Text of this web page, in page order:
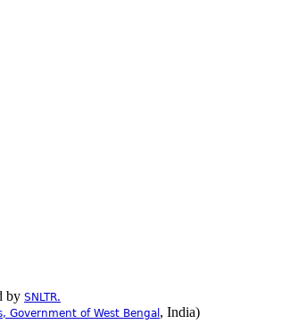
by SNLTR.
Government of West Bengal , India)